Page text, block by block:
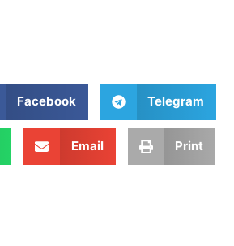
Facebook Telegram
Email Print